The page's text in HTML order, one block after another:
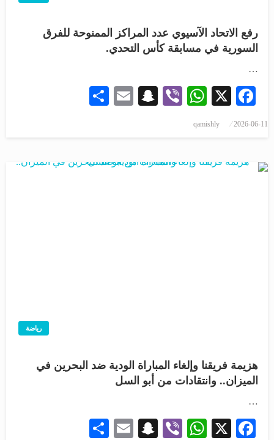
رفع الاتحاد الآسيوي عدد المراكز الممنوحة للفرق
السورية في مسابقة كأس التحدي.
…
Facebook
X
WhatsApp
Viber
Snapchat
Email
2026-06-11
qamishly
رياضة
هزيمة فريقنا وإلغاء المباراة الودية ضد البحرين في
الميزان.. وانتقادات من أبو السل
…
Facebook
X
WhatsApp
Viber
Snapchat
Email